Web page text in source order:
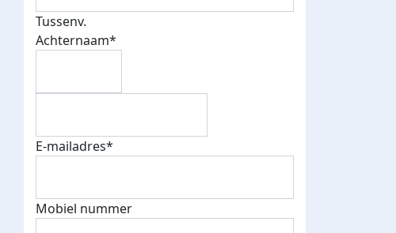
Tussenv.
Achternaam*
E-mailadres*
Mobiel nummer